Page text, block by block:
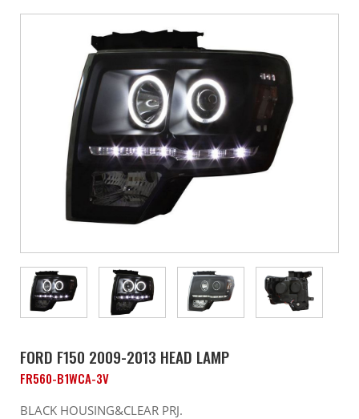
FORD F150 2009-2013 HEAD LAMP
FR560-B1WCA-3V
BLACK HOUSING&CLEAR PRJ.